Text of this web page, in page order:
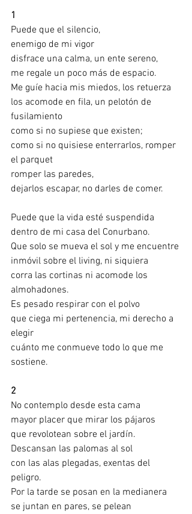
1
Puede que el silencio,
enemigo de mi vigor
disfrace una calma, un ente sereno,
me regale un poco más de espacio.
Me guíe hacia mis miedos, los retuerza
los acomode en fila, un pelotón de
fusilamiento
como si no supiese que existen;
como si no quisiese enterrarlos, romper
el parquet
romper las paredes,
dejarlos escapar, no darles de comer.
Puede que la vida esté suspendida
dentro de mi casa del Conurbano.
Que solo se mueva el sol y me encuentre
inmóvil sobre el living, ni siquiera
corra las cortinas ni acomode los
almohadones.
Es pesado respirar con el polvo
que ciega mi pertenencia, mi derecho a
elegir
cuánto me conmueve todo lo que me
sostiene.
2
No contemplo desde esta cama
mayor placer que mirar los pájaros
que revolotean sobre el jardín.
Descansan las palomas al sol
con las alas plegadas, exentas del
peligro.
Por la tarde se posan en la medianera
se juntan en pares, se pelean